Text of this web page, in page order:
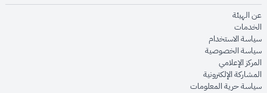
عن الهيئةopens in new window
الخدماتopens in new window
سياسة الاستخدام
سياسة الخصوصيةopens in new window
المركز الإعلاميopens in new window
المشاركة الإلكترونيةopens in new window
سياسة حرية المعلوماتopens in new window